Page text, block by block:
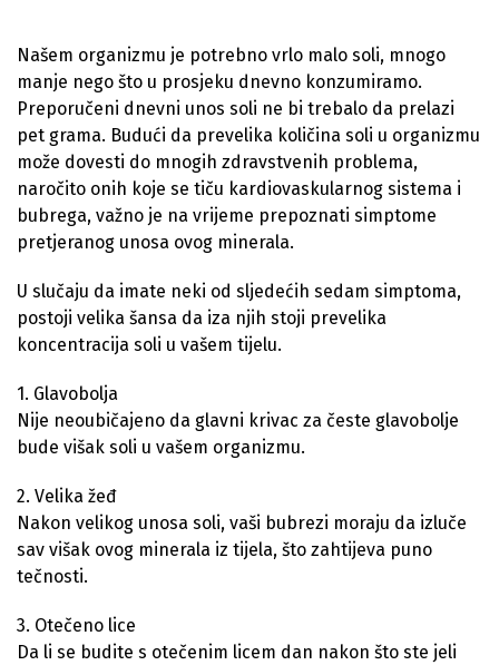
Našem organizmu je potrebno vrlo malo soli, mnogo
manje nego što u prosjeku dnevno konzumiramo.
Preporučeni dnevni unos soli ne bi trebalo da prelazi
pet grama. Budući da prevelika količina soli u organizmu
može dovesti do mnogih zdravstvenih problema,
naročito onih koje se tiču kardiovaskularnog sistema i
bubrega, važno je na vrijeme prepoznati simptome
pretjeranog unosa ovog minerala.
U slučaju da imate neki od sljedećih sedam simptoma,
postoji velika šansa da iza njih stoji prevelika
koncentracija soli u vašem tijelu.
1. Glavobolja
Nije neoubičajeno da glavni krivac za česte glavobolje
bude višak soli u vašem organizmu.
2. Velika žeđ
Nakon velikog unosa soli, vaši bubrezi moraju da izluče
sav višak ovog minerala iz tijela, što zahtijeva puno
tečnosti.
3. Otečeno lice
Da li se budite s otečenim licem dan nakon što ste jeli